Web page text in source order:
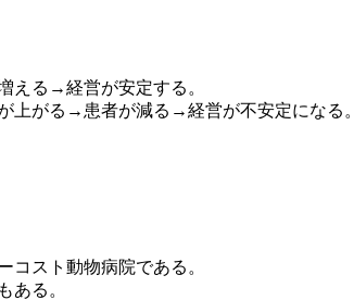
える→経営が安定する。
上がる→患者が減る→経営が不安定になる。
コスト動物病院である。
ある。